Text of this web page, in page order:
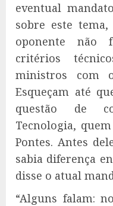
eventual
sobre este
oponente não
critérios
ministros com
Esqueçam até
questão de
Tecnologia,
Pontes. Antes
sabia diferença
disse o atual
“Alguns falam: